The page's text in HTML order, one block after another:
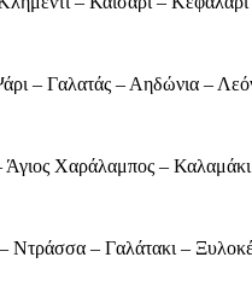
– Γαλατάς – Αηδώνια –
Χαράλαμπος – Καλαμάκι
– Γαλάτακι –